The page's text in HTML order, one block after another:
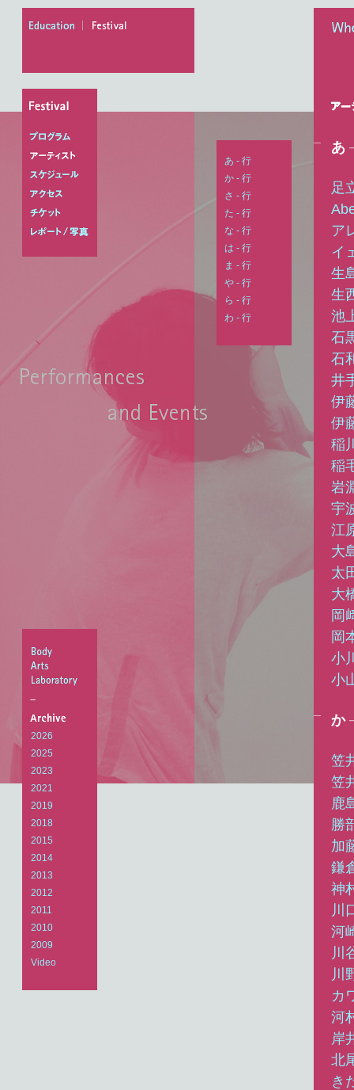
プログラム
アーティスト
スケジュール
アクセス
チケット
あ - 行
か - 行
さ - 行
た - 行
な - 行
は - 行
ま - 行
や - 行
ら - 行
わ - 行
Body
Arts
Laboratory
2026
2025
2023
2021
2019
2018
2015
2014
2013
2012
2011
2010
2009
Video
あ
足
ア
イ
生
生
池
石
石
井
伊
伊
稲
稲
岩
宇
江
大
太
大
岡
岡
小
小
か
笠
笠
鹿
勝
加
鎌
神
川
河
川
川
カ
河
岸
北
き